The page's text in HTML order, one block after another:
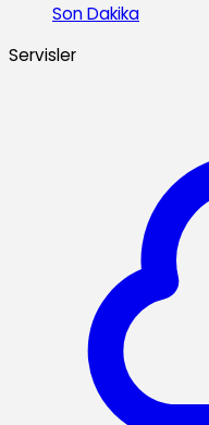
Son Dakika
Servisler